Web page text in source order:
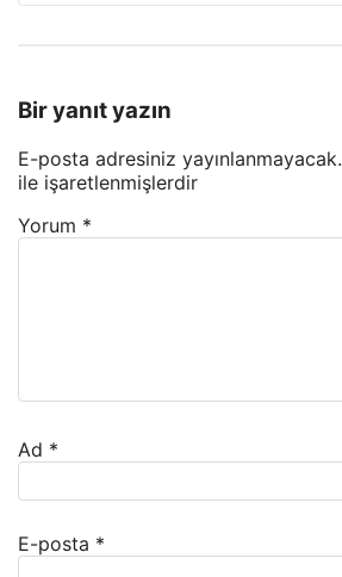
Bir yanıt yazın
E-posta adresiniz yayınlanmayacak.
ile işaretlenmişlerdir
Yorum *
Ad *
E-posta *